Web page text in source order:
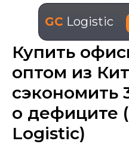
GC Logistic
Купить
оптом из
сэкономить
о дефиците
Logistic)